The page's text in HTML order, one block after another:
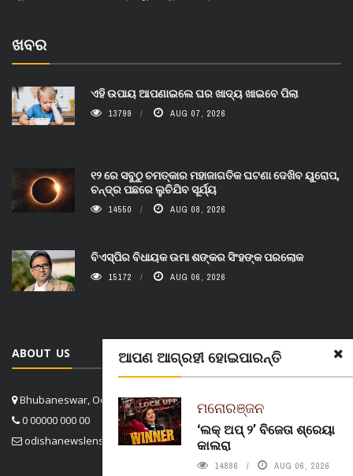
ଆପଣ ଆଗ୍ରହୀ ହୋଇପାରନ୍ତି
ମନୋରଞ୍ଜନ
‘ଲକ୍ ଅପ୍ ୨’ ବିଜେତା ଶ୍ରେୟା
କାଲରା
14886 AUG 06, 2026
ଖବର
ଏହି ଉପାୟ ଆପଣାଇଲେ ଘର ଖାଦ୍ୟ ଖାଇବେ ପିଲା
13799 AUG 07, 2026
୧୨ ରେ ସବୁଠୁ ଚମତ୍କାର ମହାଜାଗତିକ ଘଟଣା ଦେଖିବ ୟୁରୋପ,
ଚନ୍ଦ୍ର ପଛରେ ଲୁଚିଯିବ ସୂର୍ଯ୍ୟ
14550 AUG 08, 2026
ବିଏସ୍‌ପିର ବିଧାୟକ ଉମା ଶଙ୍କର ସିଂହଙ୍କ ପରଲୋକ
15172 AUG 06, 2026
ABOUT US
Bhubaneswar, Odisha, India
0 00000 000 00
odishanewslens@gmail.com